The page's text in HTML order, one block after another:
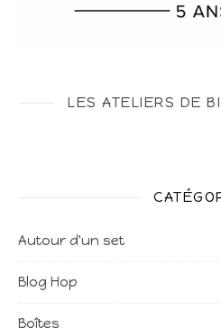
LES ATELIERS DE
Autour d'un set
Blog Hop
Boîtes